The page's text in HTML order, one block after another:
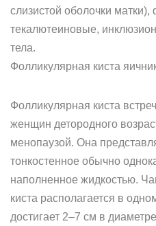
слизистой оболочки
текалютеиновые,
тела.
Фолликулярная киста
Фолликулярная киста
женщин детородного
менопаузой. Она
тонкостенное обычно
наполненное жидкостью.
киста располагается в
достигает 2–7 см в